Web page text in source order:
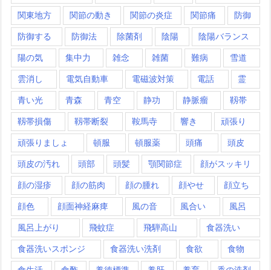
関東地方 関節の動き 関節の炎症 関節痛 防御
防御する 防御法 除菌剤 陰陽 陰陽バランス
陽の気 集中力 雑念 雑菌 難病 雪道
雲消し 電気自動車 電磁波対策 電話 霊
青い光 青森 青空 静功 静脈瘤 靱帯
靱帯損傷 靱帯断裂 鞍馬寺 響き 頑張り
頑張りましょ 頓服 頓服薬 頭痛 頭皮
頭皮の汚れ 頭部 頭髪 顎関節症 顔がスッキリ
顔の湿疹 顔の筋肉 顔の腫れ 顔やせ 顔立ち
顔色 顔面神経麻痺 風の音 風合い 風呂
風呂上がり 飛蚊症 飛騨高山 食器洗い
食器洗いスポンジ 食器洗い洗剤 食欲 食物